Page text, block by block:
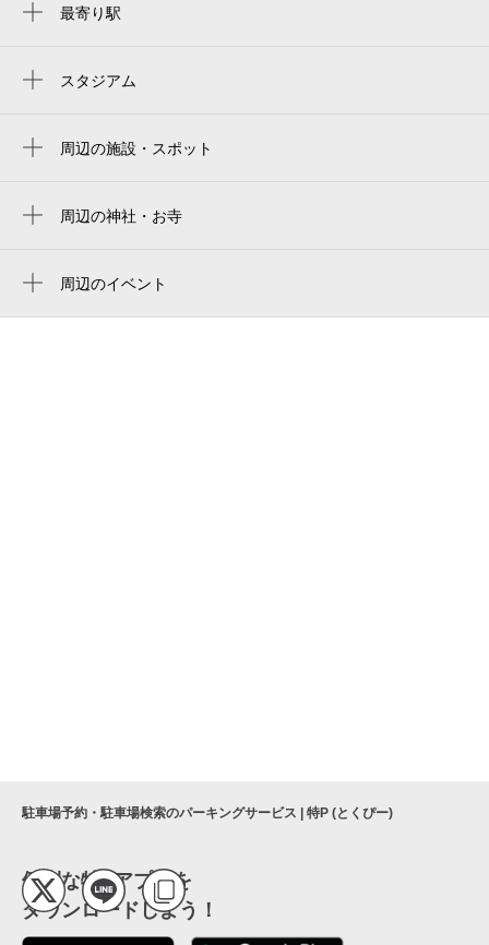
最寄り駅
厚木駅スタジアム
周辺の施設・スポット
techichi 本厚木ミロード
横浜銀行厚木支店 小田急本厚木駅出張所
周辺の神社・お寺
周辺のイベント
駐車場予約・駐車場検索のパーキングサービス | 特P (とくぴー)
便利な特Pアプリを
ダウンロードしよう！